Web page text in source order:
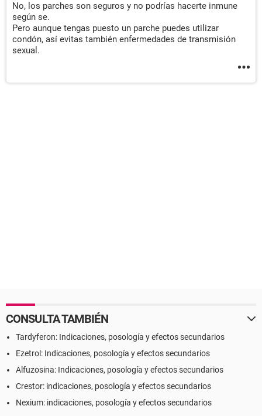
No, los parches son seguros y no podrías hacerte inmune
según se.
Pero aunque tengas puesto un parche puedes utilizar
condón, así evitas también enfermedades de transmisión
sexual.
CONSULTA TAMBIÉN
Tardyferon: Indicaciones, posología y efectos secundarios
Ezetrol: Indicaciones, posología y efectos secundarios
Alfuzosina: Indicaciones, posología y efectos secundarios
Crestor: indicaciones, posología y efectos secundarios
Nexium: indicaciones, posología y efectos secundarios